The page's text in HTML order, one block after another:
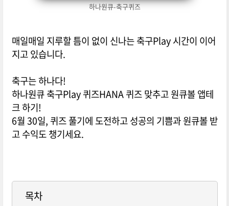
하나원큐-축구퀴즈
매일매일 지루할 틈이 없이 신나는 축구Play 시간이 이어
지고 있습니다.
축구는 하나다!
하나원큐 축구Play 퀴즈HANA 퀴즈 맞추고 원큐볼 앱테
크 하기!
6월 30일, 퀴즈 풀기에 도전하고 성공의 기쁨과 원큐볼 받
고 수익도 챙기세요.
목차